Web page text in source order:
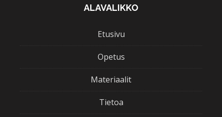
ALAVALIKKO
Etusivu
Opetus
Materiaalit
Tietoa